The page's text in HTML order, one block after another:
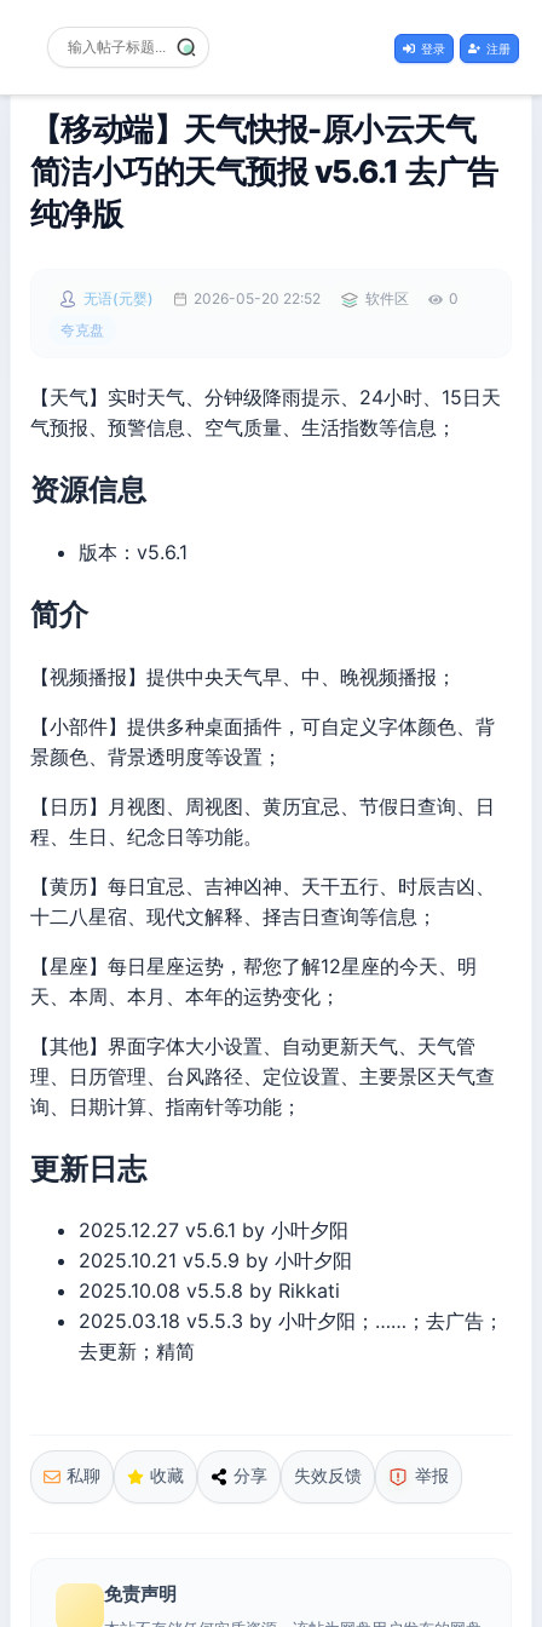
登录 注册
【移动端】天气快报-原小云天气
简洁小巧的天气预报 v5.6.1 去广告
纯净版
无语(元婴) 2026-05-20 22:52 软件区
0
夸克盘
【天气】实时天气、分钟级降雨提示、24小时、15日天
气预报、预警信息、空气质量、生活指数等信息；
资源信息
版本：v5.6.1
简介
【视频播报】提供中央天气早、中、晚视频播报；
【小部件】提供多种桌面插件，可自定义字体颜色、背
景颜色、背景透明度等设置；
【日历】月视图、周视图、黄历宜忌、节假日查询、日
程、生日、纪念日等功能。
【黄历】每日宜忌、吉神凶神、天干五行、时辰吉凶、
十二八星宿、现代文解释、择吉日查询等信息；
【星座】每日星座运势，帮您了解12星座的今天、明
天、本周、本月、本年的运势变化；
【其他】界面字体大小设置、自动更新天气、天气管
理、日历管理、台风路径、定位设置、主要景区天气查
询、日期计算、指南针等功能；
更新日志
2025.12.27 v5.6.1 by 小叶夕阳
2025.10.21 v5.5.9 by 小叶夕阳
2025.10.08 v5.5.8 by Rikkati
2025.03.18 v5.5.3 by 小叶夕阳；……；去广告；
去更新；精简
私聊 收藏 分享 失效反馈 举报
免责声明